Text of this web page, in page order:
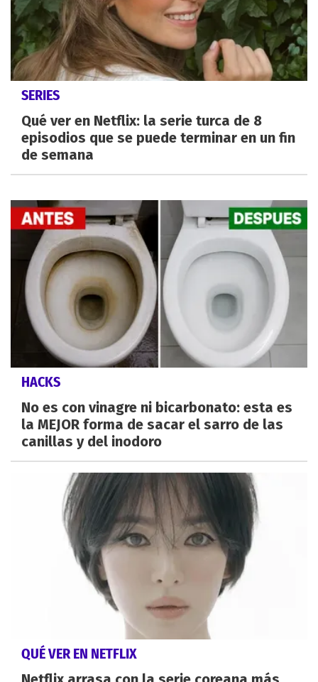
SERIES
Qué ver en Netflix: la serie turca de 8
episodios que se puede terminar en un fin
de semana
HACKS
No es con vinagre ni bicarbonato: esta es
la MEJOR forma de sacar el sarro de las
canillas y del inodoro
QUÉ VER EN NETFLIX